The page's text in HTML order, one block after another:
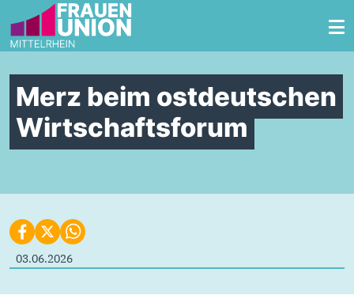
Zum Inhalt springen
Merz beim ostdeutschen
Wirtschaftsforum
03.06.2026